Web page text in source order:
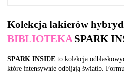
Kolekcja lakierów
BIBLIOTEKASPARK
SPARK INSIDE to kolekcja
które intensywnie odbijają światło.